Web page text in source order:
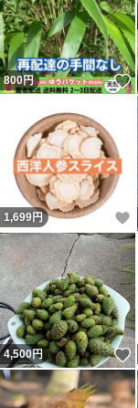
800円
1,699円
4,500円